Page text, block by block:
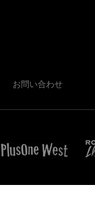
お問い合わせ